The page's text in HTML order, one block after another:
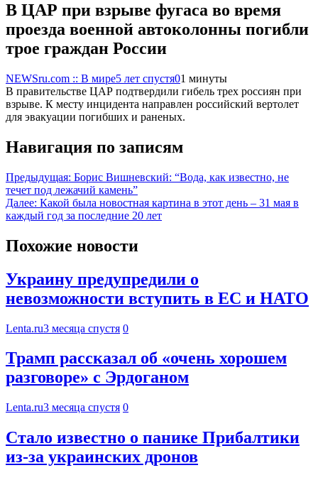
В ЦАР при взрыве фугаса во время
проезда военной автоколонны погибли
трое граждан России
NEWSru.com :: В мире5 лет спустя01 минуты
В правительстве ЦАР подтвердили гибель трех россиян при
взрыве. К месту инцидента направлен российский вертолет
для эвакуации погибших и раненых.
Навигация по записям
Предыдущая: Борис Вишневский: “Вода, как известно, не
течет под лежачий камень”
Далее: Какой была новостная картина в этот день – 31 мая в
каждый год за последние 20 лет
Похожие новости
Украину предупредили о
невозможности вступить в ЕС и НАТО
Lenta.ru3 месяца спустя 0
Трамп рассказал об «очень хорошем
разговоре» с Эрдоганом
Lenta.ru3 месяца спустя 0
Стало известно о панике Прибалтики
из-за украинских дронов